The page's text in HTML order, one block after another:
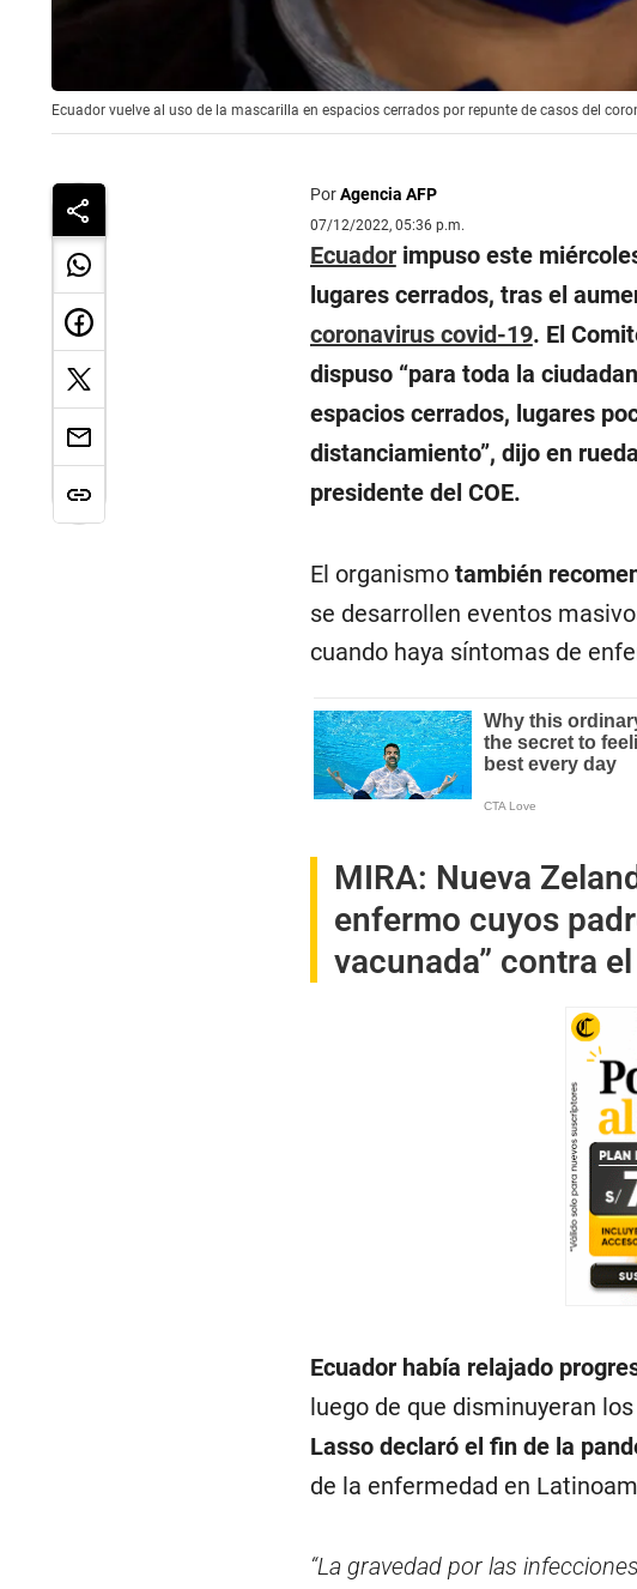
Ecuador vuelve al uso de la mascarilla en espacios cerrados por repunte de casos del
PorAgencia AFP
07/12/2022, 05:36 p.m.
Ecuadorimpuso este
lugares cerrados, tras el
coronavirus covid-19. El
dispuso “para toda la
espacios cerrados, lugares
distanciamiento”, dijo en
presidente del COE.
El organismo también
se desarrollen eventos
cuando haya síntomas de
MIRA: Nueva
enfermo cuyos
vacunada” contra
Ecuador había relajado
luego de que disminuyeran
Lasso declaró el fin de la
de la enfermedad en
“La gravedad por las